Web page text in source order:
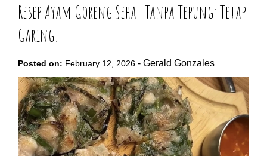
Resep Ayam Goreng Sehat Tanpa Tepung: Tetap
Garing!
Posted on: February 12, 2026 - Gerald Gonzales